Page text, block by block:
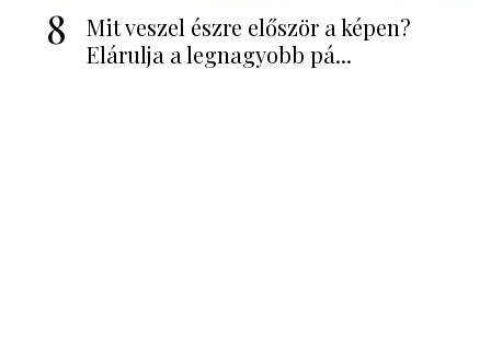
8
Mit veszel észre először a képen?
Elárulja a legnagyobb pá...